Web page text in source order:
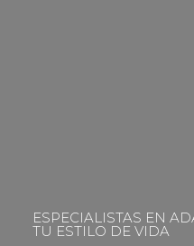
ESPECIALISTAS EN
TU ESTILO DE VIDA